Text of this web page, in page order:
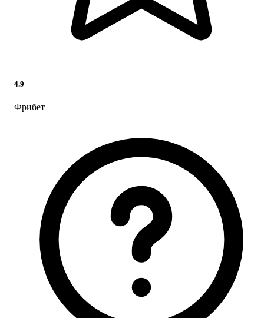
4.9
Фрибет